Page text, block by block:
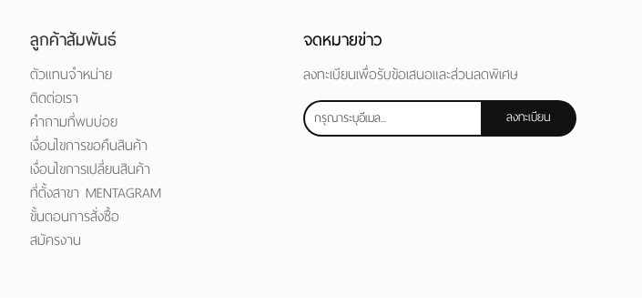
ลูกค้าสัมพันธ์
ตัวแทนจำหน่าย
ติดต่อเรา
คำถามที่พบบ่อย
เงื่อนไขการขอคืนสินค้า
เงื่อนไขการเปลี่ยนสินค้า
ที่ตั้งสาขา MENTAGRAM
ขั้นตอนการสั่งซื้อ
สมัครงาน
จดหมายข่าว
ลงทะเบียนเพื่อรับข้อเสนอและส่วนลดพิเศษ
ลงทะเบียน